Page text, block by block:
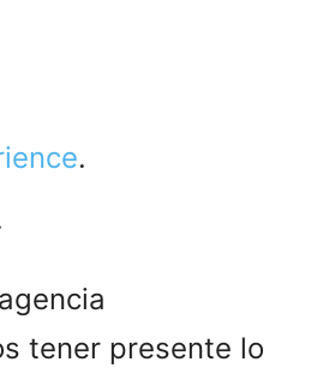
.
tener presente lo